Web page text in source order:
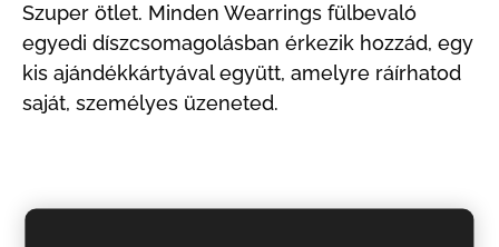
Szuper ötlet. Minden Wearrings fülbevaló
egyedi díszcsomagolásban érkezik hozzád, egy
kis ajándékkártyával együtt, amelyre ráírhatod
saját, személyes üzeneted.